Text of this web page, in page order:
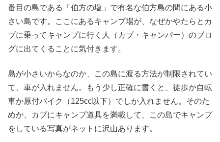
番目の島である「伯方の塩」で有名な伯方島の間にある小
さい島です。ここにあるキャンプ場が、なぜかやたらとカ
ブに乗ってキャンプに行く人（カブ・キャンパー）のブロ
グに出てくることに気付きます。
島が小さいからなのか、この島に渡る方法が制限されてい
て、車が入れません。もう少し正確に書くと、徒歩か自転
車か原付バイク（125cc以下）でしか入れません。そのた
めか、カブにキャンプ道具を満載して、この島でキャンプ
をしている写真がネットに沢山あります。